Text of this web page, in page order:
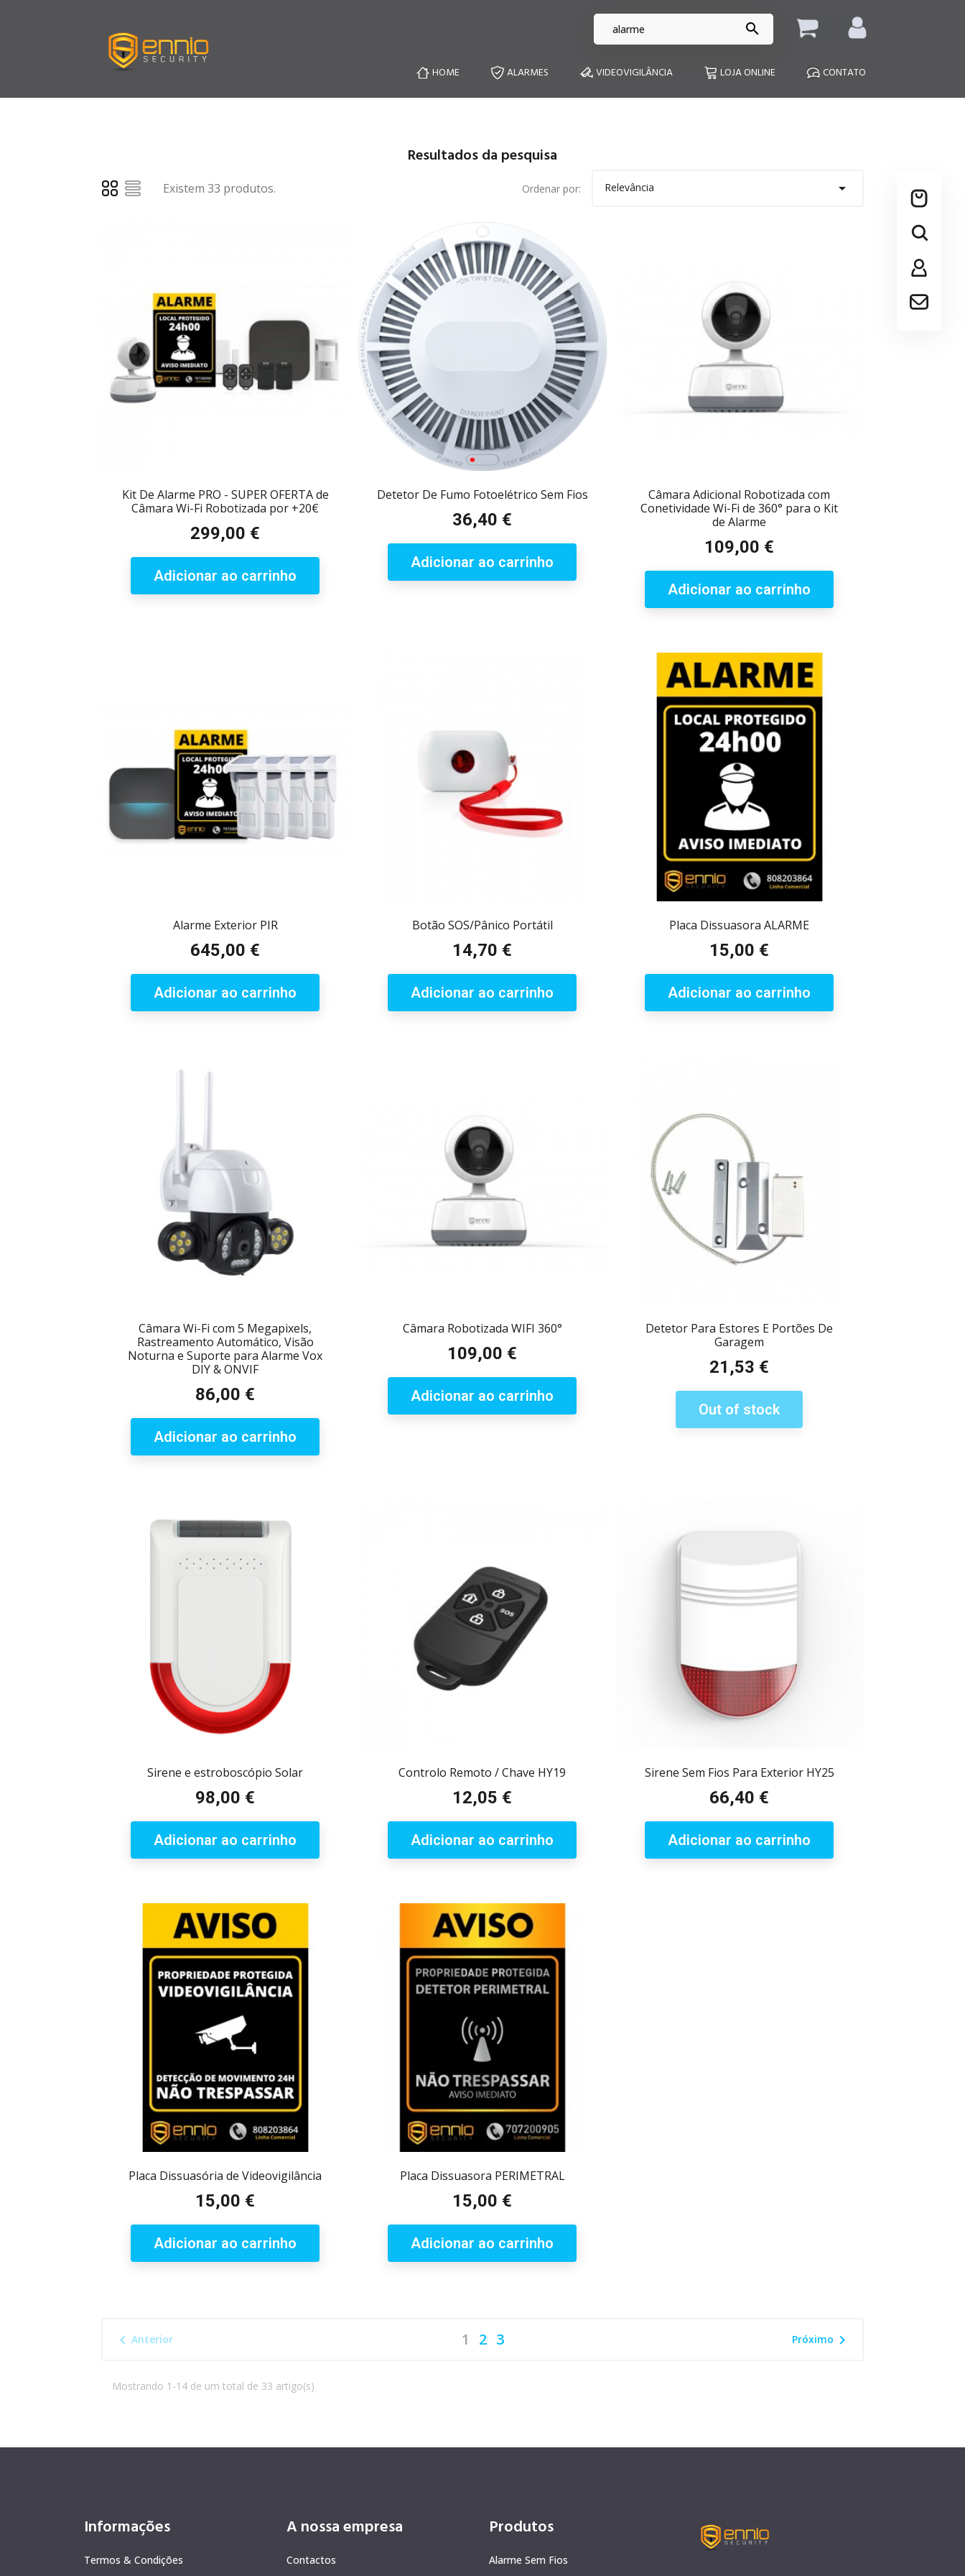

HOME ALARMES VIDEOVIGILÂNCIA LOJA ONLINE CONTATO
Resultados da pesquisa
Existem 33 produtos. Ordenar por: Relevância 
Kit De Alarme PRO - SUPER OFERTA de
Câmara Wi-Fi Robotizada por +20€
Preço
299,00 €
Adicionar ao carrinho
Detetor De Fumo Fotoelétrico Sem Fios
Preço
36,40 €
Adicionar ao carrinho
Câmara Adicional Robotizada com
Conetividade Wi-Fi de 360° para o Kit
de Alarme
Preço
109,00 €
Adicionar ao carrinho
Alarme Exterior PIR
Preço
645,00 €
Adicionar ao carrinho
Botão SOS/Pânico Portátil
Preço
14,70 €
Adicionar ao carrinho
Placa Dissuasora ALARME
Preço
15,00 €
Adicionar ao carrinho
Câmara Wi-Fi com 5 Megapixels,
Rastreamento Automático, Visão
Noturna e Suporte para Alarme Vox
DIY & ONVIF
Preço
86,00 €
Adicionar ao carrinho
Câmara Robotizada WIFI 360°
Preço
109,00 €
Adicionar ao carrinho
Detetor Para Estores E Portões De
Garagem
Preço
21,53 €
Out of stock
Sirene e estroboscópio Solar
Preço
98,00 €
Adicionar ao carrinho
Controlo Remoto / Chave HY19
Preço
12,05 €
Adicionar ao carrinho
Sirene Sem Fios Para Exterior HY25
Preço
66,40 €
Adicionar ao carrinho
Placa Dissuasória de Videovigilância
Preço
15,00 €
Adicionar ao carrinho
Placa Dissuasora PERIMETRAL
Preço
15,00 €
Adicionar ao carrinho
 Anterior 1 2 3 Próximo 
Mostrando 1-14 de um total de 33 artigo(s)
Informações
Termos & Condições
A nossa empresa
Contactos
Produtos
Alarme Sem Fios